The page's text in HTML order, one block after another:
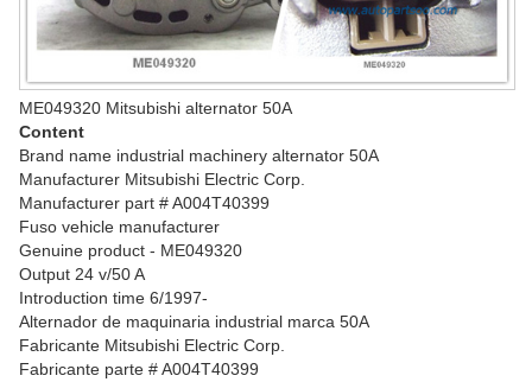
ME049320 Mitsubishi alternator 50A
Content
Brand name industrial machinery alternator 50A
Manufacturer Mitsubishi Electric Corp.
Manufacturer part # A004T40399
Fuso vehicle manufacturer
Genuine product - ME049320
Output 24 v/50 A
Introduction time 6/1997-
Alternador de maquinaria industrial marca 50A
Fabricante Mitsubishi Electric Corp.
Fabricante parte # A004T40399